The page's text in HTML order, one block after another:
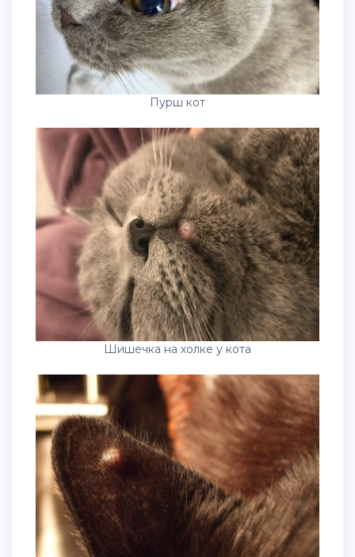
Пурш кот
Шишечка на холке у кота